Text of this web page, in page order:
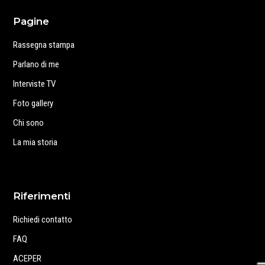
Pagine
Rassegna stampa
Parlano di me
Interviste TV
Foto gallery
Chi sono
La mia storia
Riferimenti
Richiedi contatto
FAQ
ACEPER